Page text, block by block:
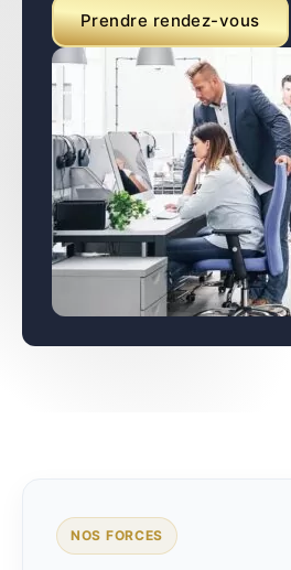
Prendre rendez-vous
NOS FORCES